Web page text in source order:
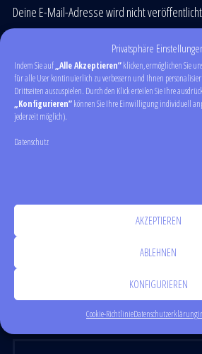
Privatsphäre
Indem Sie auf„Alle Akzeptieren”klicken, ermöglichen Sie
für alle User kontinuierlich zu verbessern und Ihnen
Drittseiten auszuspielen. Durch den Klick erteilen Sie Ihre
„Konfigurieren”können Sie Ihre Einwilligung individuell
jederzeit möglich).
Datenschutz
AKZEPTIEREN
ABLEHNEN
KONFIGURIEREN
Cookie-RichtlinieDatenschutzerklärung
Deine E-Mail-Adresse wird nicht
sind mit